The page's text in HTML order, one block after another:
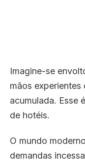
Imagine-se
mãos
acumulada. Esse
de hotéis.
O mundo
demandas